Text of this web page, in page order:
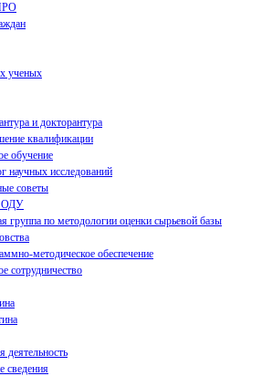
ученых
и докторантура
квалификации
обучение
научных исследований
советы
ОДУ
группа по методологии оценки сырьевой базы
методическое обеспечение
сотрудничество
деятельность
сведения